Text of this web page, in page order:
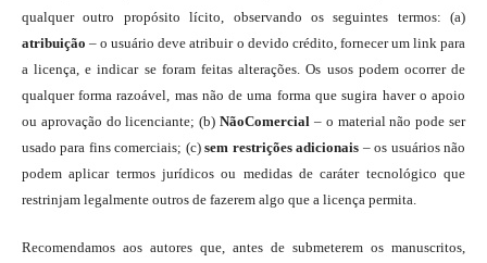
qualquer outro propósito lícito, observando os seguintes termos: (a)
atribuição – o usuário deve atribuir o devido crédito, fornecer um link para
a licença, e indicar se foram feitas alterações. Os usos podem ocorrer de
qualquer forma razoável, mas não de uma forma que sugira haver o apoio
ou aprovação do licenciante; (b)NãoComercial – o material não pode ser
usado para fins comerciais; (c)sem restrições adicionais – os usuários não
podem aplicar termos jurídicos ou medidas de caráter tecnológico que
restrinjam legalmente outros de fazerem algo que a licença permita.
Recomendamos aos autores que, antes de submeterem os manuscritos,